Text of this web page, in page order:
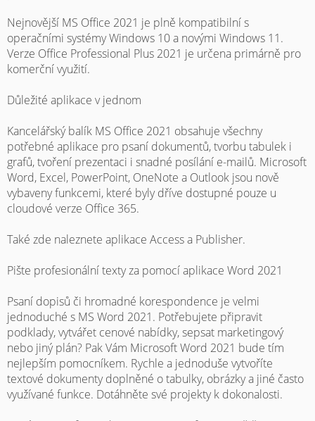
Nejnovější MS Office 2021 je plně kompatibilní s
operačními systémy Windows 10 a novými Windows 11.
Verze Office Professional Plus 2021 je určena primárně pro
komerční využití.
Důležité aplikace v jednom
Kancelářský balík MS Office 2021 obsahuje všechny
potřebné aplikace pro psaní dokumentů, tvorbu tabulek i
grafů, tvoření prezentaci i snadné posílání e-mailů. Microsoft
Word, Excel, PowerPoint, OneNote a Outlook jsou nově
vybaveny funkcemi, které byly dříve dostupné pouze u
cloudové verze Office 365.
Také zde naleznete aplikace Access a Publisher.
Pište profesionální texty za pomocí aplikace Word 2021
Psaní dopisů či hromadné korespondence je velmi
jednoduché s MS Word 2021. Potřebujete připravit
podklady, vytvářet cenové nabídky, sepsat marketingový
nebo jiný plán? Pak Vám Microsoft Word 2021 bude tím
nejlepším pomocníkem. Rychle a jednoduše vytvoříte
textové dokumenty doplněné o tabulky, obrázky a jiné často
využívané funkce. Dotáhněte své projekty k dokonalosti.